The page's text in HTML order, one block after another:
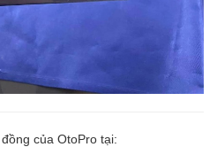
của OtoPro tại: